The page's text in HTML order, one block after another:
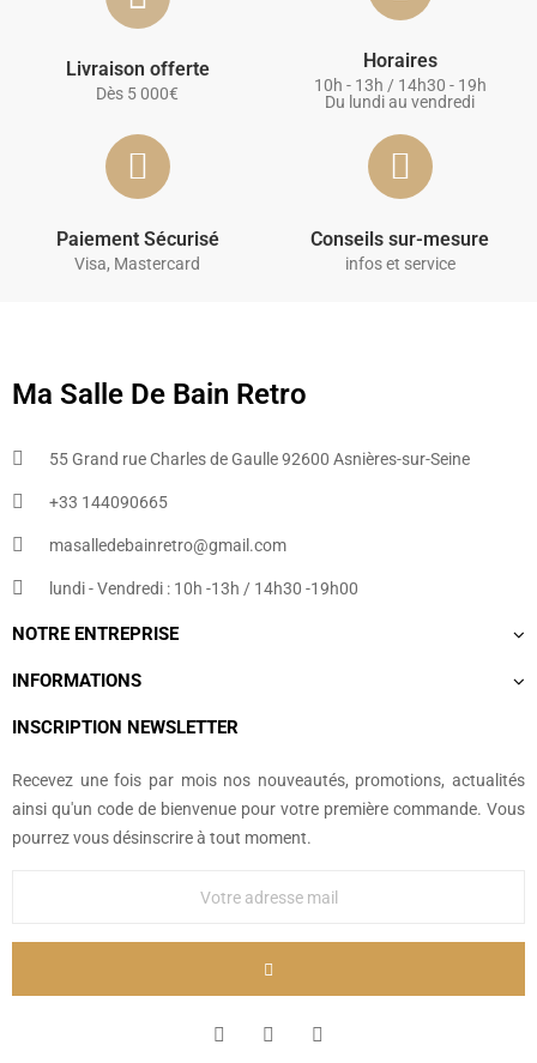
Livraison offerte
Dès 5 000€
Horaires
10h - 13h / 14h30 - 19h
Du lundi au vendredi
Paiement Sécurisé
Visa, Mastercard
Conseils sur-mesure
infos et service
Ma Salle De Bain Retro
55 Grand rue Charles de Gaulle 92600 Asnières-sur-Seine
+33 144090665​
masalledebainretro@gmail.com
lundi - Vendredi : 10h -13h / 14h30 -19h00
NOTRE ENTREPRISE
INFORMATIONS
INSCRIPTION NEWSLETTER
Recevez une fois par mois nos nouveautés, promotions, actualités
ainsi qu'un code de bienvenue pour votre première commande. Vous
pourrez vous désinscrire à tout moment.